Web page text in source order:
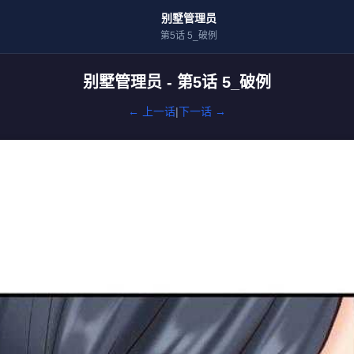
别墅管理员
第5话 5_破例
别墅管理员 - 第5话 5_破例
← 上一话|下一话 →